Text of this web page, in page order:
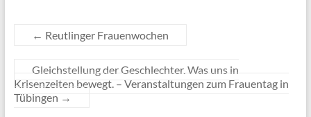
← Reutlinger Frauenwochen
Gleichstellung der Geschlechter. Was uns in
Krisenzeiten bewegt. – Veranstaltungen zum Frauentag in
Tübingen →